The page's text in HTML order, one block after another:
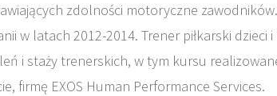
zdolności motoryczne zawodników.
w latach 2012-2014. Trener piłkarski
i staży trenerskich, w tym kursu
firmę EXOS Human Performance Services.